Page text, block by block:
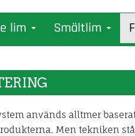
lim Smältlim
används alltmer
Men tekniken